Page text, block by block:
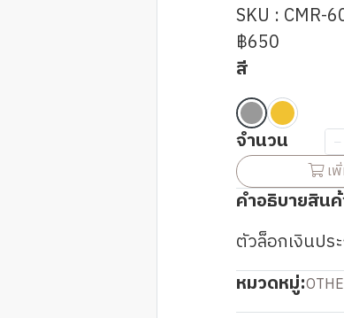
SKU : CMR-
฿650
สี
จำนวน
เ
คำอธิบายสิน
ตัวล็อกเงินป
หมวดหมู่: